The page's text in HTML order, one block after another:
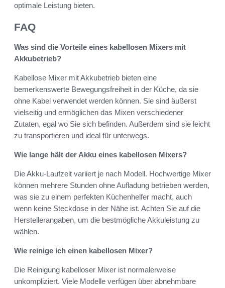
optimale Leistung bieten.
FAQ
Was sind die Vorteile eines kabellosen Mixers mit
Akkubetrieb?
Kabellose Mixer mit Akkubetrieb bieten eine
bemerkenswerte Bewegungsfreiheit in der Küche, da sie
ohne Kabel verwendet werden können. Sie sind äußerst
vielseitig und ermöglichen das Mixen verschiedener
Zutaten, egal wo Sie sich befinden. Außerdem sind sie leicht
zu transportieren und ideal für unterwegs.
Wie lange hält der Akku eines kabellosen Mixers?
Die Akku-Laufzeit variiert je nach Modell. Hochwertige Mixer
können mehrere Stunden ohne Aufladung betrieben werden,
was sie zu einem perfekten Küchenhelfer macht, auch
wenn keine Steckdose in der Nähe ist. Achten Sie auf die
Herstellerangaben, um die bestmögliche Akkuleistung zu
wählen.
Wie reinige ich einen kabellosen Mixer?
Die Reinigung kabelloser Mixer ist normalerweise
unkompliziert. Viele Modelle verfügen über abnehmbare